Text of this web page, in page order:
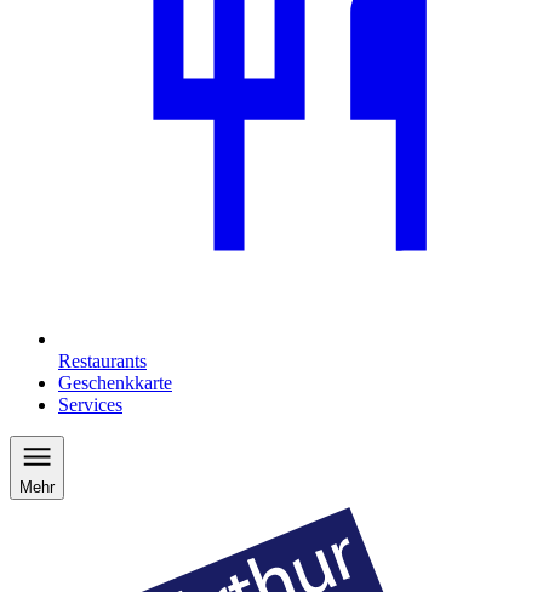
Restaurants
Geschenkkarte
Services
Mehr